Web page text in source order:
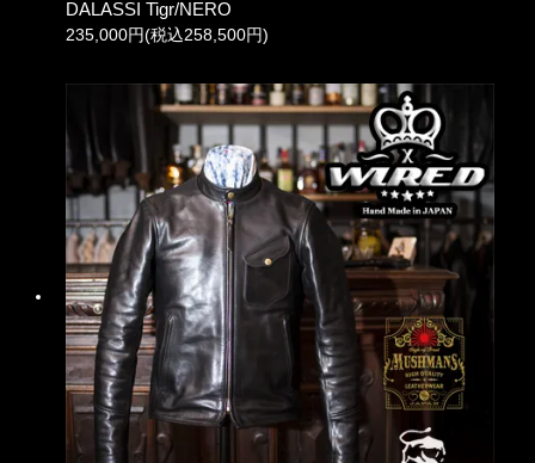
DALASSI Tigr/NERO
235,000円(税込258,500円)